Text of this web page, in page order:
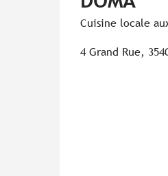
Cuisine locale
4 Grand Rue,